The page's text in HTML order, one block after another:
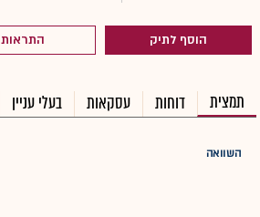
הוסף לתיק התראות
תמצית דוחות עסקאות בעלי עניין
השוואה